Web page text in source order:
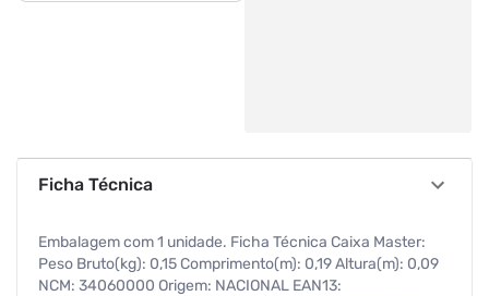
Ficha Técnica
Embalagem com 1 unidade. Ficha Técnica Caixa Master:
Peso Bruto(kg): 0,15 Comprimento(m): 0,19 Altura(m): 0,09
NCM: 34060000 Origem: NACIONAL EAN13: